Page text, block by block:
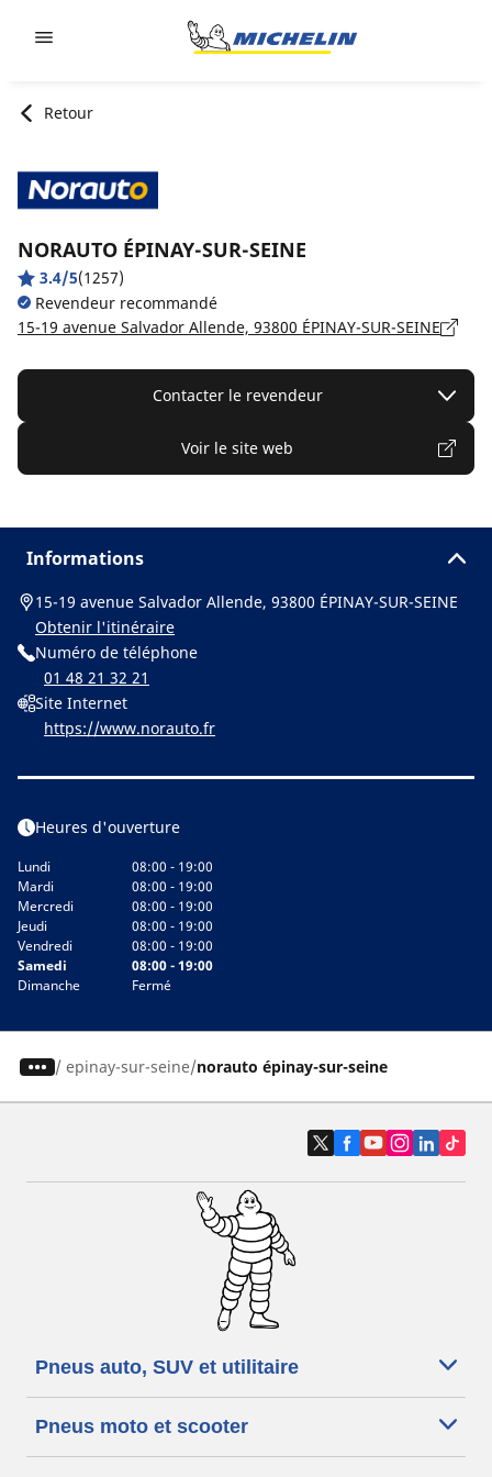
Retour
NORAUTO ÉPINAY-SUR-SEINE
3.4/5(1257)
Revendeur recommandé
15-19 avenue Salvador Allende, 93800 ÉPINAY-SUR-SEINE
Contacter le revendeur
Voir le site web
Informations
15-19 avenue Salvador Allende, 93800 ÉPINAY-SUR-SEINE
Obtenir l'itinéraire
Numéro de téléphone
01 48 21 32 21
Site Internet
https://www.norauto.fr
Heures d'ouverture
Lundi
08:00 - 19:00
Mardi
08:00 - 19:00
Mercredi
08:00 - 19:00
Jeudi
08:00 - 19:00
Vendredi
08:00 - 19:00
Samedi
08:00 - 19:00
Dimanche
Fermé
/ epinay-sur-seine norauto épinay-sur-seine
Pneus auto, SUV et utilitaire
Pneus moto et scooter